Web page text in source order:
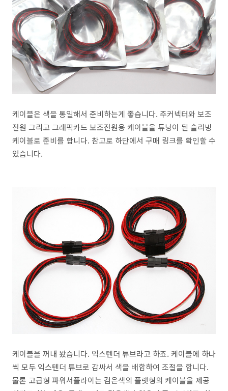
케이블은 색을 통일해서 준비하는게 좋습니다. 주커넥터와 보조
전원 그리고 그래픽카드 보조전원용 케이블을 튜닝이 된 슬리빙
케이블로 준비를 합니다. 참고로 하단에서 구매 링크를 확인할 수
있습니다.
케이블을 꺼내 봤습니다. 익스텐더 튜브라고 하죠. 케이블에 하나
씩 모두 익스텐더 튜브로 감싸서 색을 배합하여 조절을 합니다.
물론 고급형 파워서플라이는 검은색의 플랫형의 케이블을 제공